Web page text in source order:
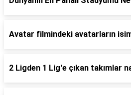
Avatar filmindeki avatarların
2 Ligden 1 Lig'e çıkan takımlar